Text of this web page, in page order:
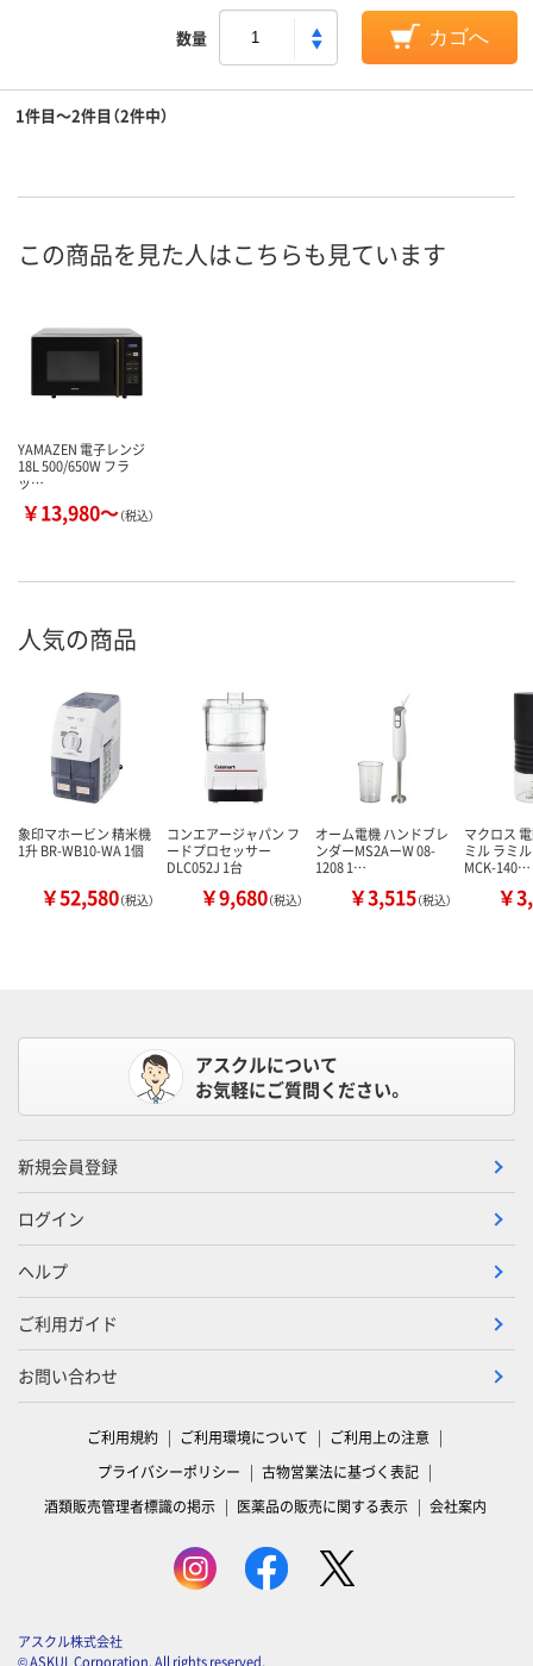
数量 カゴへ
1件目～2件目（2件中）
この商品を見た人はこちらも見ています
YAMAZEN 電子レンジ
18L 500/650W フラ
ッ…
￥13,980～（税込）
人気の商品
象印マホービン 精米機
1升 BR-WB10-WA 1個
￥52,580（税込）
コンエアージャパン フ
ードプロセッサー
DLC052J 1台
￥9,680（税込）
オーム電機 ハンドブレ
ンダーMS2AーW 08-
1208 1…
￥3,515（税込）
マクロス
ミル ラミ
MCK-140…
￥
アスクルについて
お気軽にご質問ください。
新規会員登録
ログイン
ヘルプ
ご利用ガイド
お問い合わせ
ご利用規約 ご利用環境について
ご利用上の注意
プライバシーポリシー
古物営業法に基づく表記
酒類販売管理者標識の掲示
医薬品の販売に関する表示 会社案内
アスクル株式会社
© ASKUL Corporation. All rights reserved.